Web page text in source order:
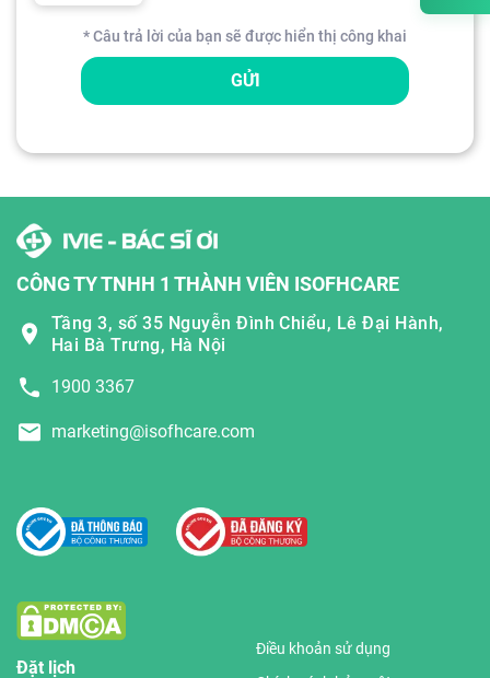
* Câu trả lời của bạn sẽ được hiển thị công khai
GỬI
CÔNG TY TNHH 1 THÀNH VIÊN ISOFHCARE
Tầng 3, số 35 Nguyễn Đình Chiểu, Lê Đại Hành,
Hai Bà Trưng, Hà Nội
1900 3367
marketing@isofhcare.com
Đặt lịch
Điều khoản sử dụng